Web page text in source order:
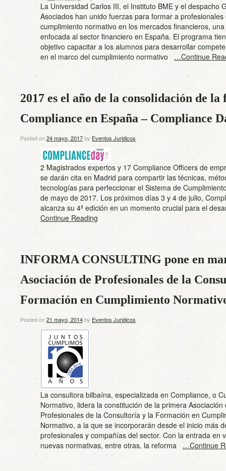
La Universidad Carlos III, el Instituto BME y el despacho
Asociados han unido fuerzas para formar a profesionales
cumplimiento normativo en los mercados financieros,
enfocada al sector financiero en España. El programa
objetivo capacitar a los alumnos para desarrollar
en el marco del cumplimiento normativo …Continue
2017 es el año de la consolidación de
Compliance en España – Compliance
Posted on24 mayo, 2017by Eventos Juridicos
2 Magistrados expertos y 17 Compliance Officers de
se darán cita en Madrid para compartir las técnicas,
tecnologías para perfeccionar el Sistema de
de mayo de 2017. Los próximos días 3 y 4 de julio,
alcanza su 4ª edición en un momento crucial para el
Continue Reading
INFORMA CONSULTING pone en
Asociación de Profesionales de la
Formación en Cumplimiento
Posted on21 mayo, 2014by Eventos Juridicos
La consultora bilbaína, especializada en Compliance, o
Normativo, lidera la constitución de la primera Asociación
Profesionales de la Consultoría y la Formación en
Normativo, a la que se incorporarán desde el inicio más
profesionales y compañías del sector. Con la entrada en
nuevas normativas, entre otras, la reforma …Continue